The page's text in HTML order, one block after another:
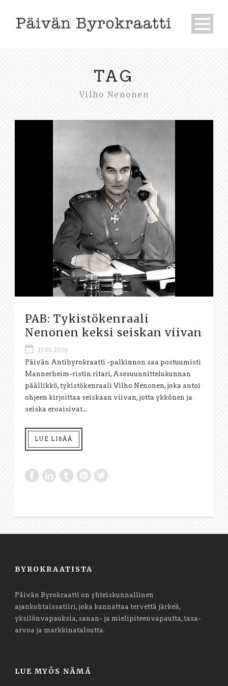
TAG
Vilho Nenonen
PAB: Tykistökenraali
Nenonen keksi seiskan viivan
17.01.2016
Päivän Antibyrokraatti -palkinnon saa postuumisti
Mannerheim-ristin ritari, Asesuunnittelukunnan
päällikkö, tykistökenraali Vilho Nenonen, joka antoi
ohjeen kirjoittaa seiskaan viivan, jotta ykkönen ja
seiska eroaisivat...
LUE LISÄÄ
BYROKRAATISTA
Päivän Byrokraatti on yhteiskunnallinen
ajankohtaissatiiri, joka kannattaa tervettä järkeä,
yksilönvapauksia, sanan- ja mielipiteenvapautta, tasa-
arvoa ja markkinataloutta.
LUE MYÖS NÄMÄ